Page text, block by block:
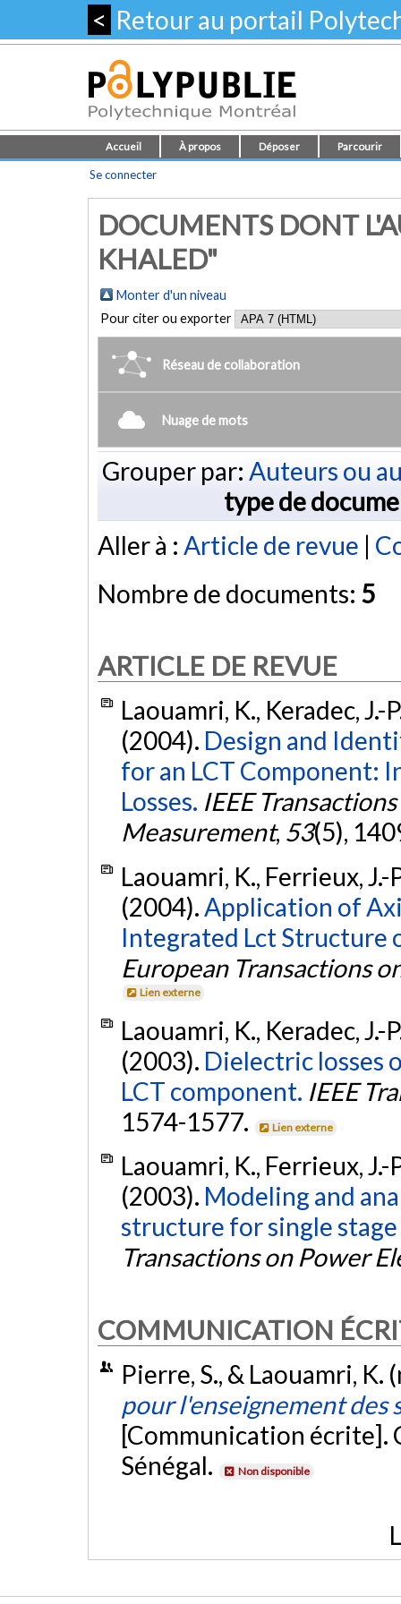
< Retour au portail
Accueil À propos Déposer Parcourir
Se connecter
DOCUMENTS DONT
KHALED"
Monter d'un niveau
Pour citer ou exporter
Réseau de collaboration
Nuage de mots
Grouper par: Auteurs ou
type de
Aller à : Article de revue |
Nombre de documents: 5
ARTICLE DE REVUE
Laouamri, K., Keradec, J.-
(2004). Design and
for an LCT Component:
Losses. IEEE
Measurement, 53(5),
Laouamri, K., Ferrieux, J.-
(2004). Application of
Integrated Lct Structure
European Transactions
Lien externe
Laouamri, K., Keradec, J.-
(2003). Dielectric losses
LCT component. IEEE
1574-1577.
Lien externe
Laouamri, K., Ferrieux, J.-
(2003). Modeling and
structure for single
Transactions on Power
COMMUNICATION
Pierre, S., & Laouamri, K.
pour l'enseignement des
[Communication écrite].
Sénégal.
Non disponible